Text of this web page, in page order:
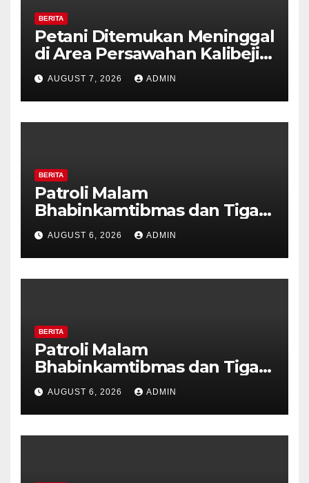
BERITA
Petani Ditemukan Meninggal
di Area Persawahan Kalibeji,
Polisi Pastikan Tidak Ada
Tanda Kekerasan
AUGUST 7, 2026 ADMIN
BERITA
Patroli Malam
Bhabinkamtibmas dan Tiga
Pilar Kelurahan Ungaran
Perkuat Kamtibmas, Warga
Diajak Aktifkan Ronda
AUGUST 6, 2026 ADMIN
BERITA
Patroli Malam
Bhabinkamtibmas dan Tiga
Pilar Kelurahan Ungaran
Perkuat Kamtibmas, Warga
Diajak Aktifkan Ronda
AUGUST 6, 2026 ADMIN